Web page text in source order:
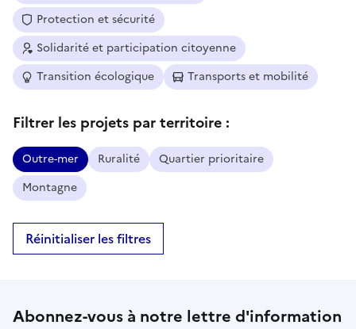
Protection et sécurité
Solidarité et participation citoyenne
Transition écologique
Transports et mobilité
Filtrer les projets par territoire :
Outre-mer Ruralité
Quartier prioritaire
Montagne
Réinitialiser les filtres
Abonnez-vous à notre lettre d'information